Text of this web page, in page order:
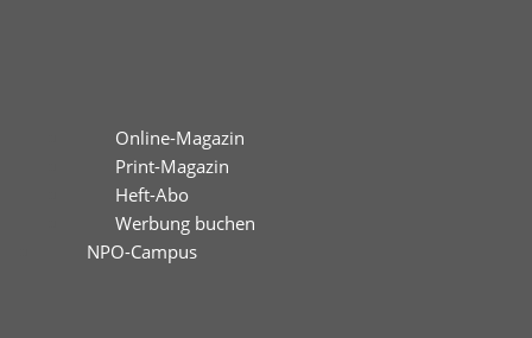
Online-Magazin
Print-Magazin
Heft-Abo
Werbung buchen
NPO-Campus